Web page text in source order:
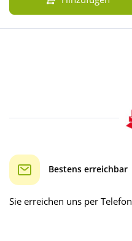
Bestens erreichbar
Sie erreichen uns per